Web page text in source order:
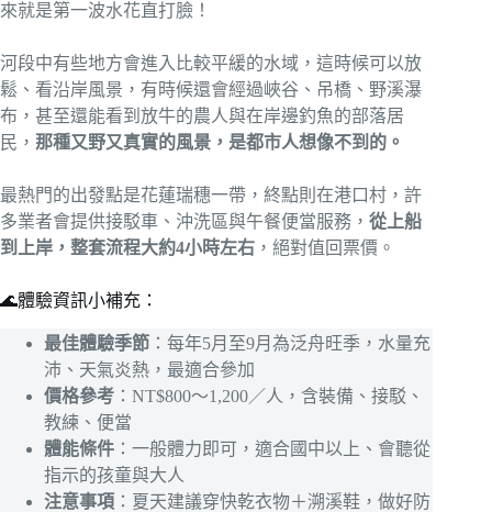
來就是第一波水花直打臉！
河段中有些地方會進入比較平緩的水域，這時候可以放
鬆、看沿岸風景，有時候還會經過峽谷、吊橋、野溪瀑
布，甚至還能看到放牛的農人與在岸邊釣魚的部落居
民， 那種又野又真實的風景，是都市人想像不到的。
最熱門的出發點是花蓮瑞穗一帶，終點則在港口村，許
多業者會提供接駁車、沖洗區與午餐便當服務， 從上船
到上岸，整套流程大約4小時左右 ，絕對值回票價。
🌊體驗資訊小補充：
最佳體驗季節 ：每年5月至9月為泛舟旺季，水量充
沛、天氣炎熱，最適合參加
價格參考 ：NT$800～1,200／人，含裝備、接駁、
教練、便當
體能條件 ：一般體力即可，適合國中以上、會聽從
指示的孩童與大人
注意事項 ：夏天建議穿快乾衣物＋溯溪鞋，做好防